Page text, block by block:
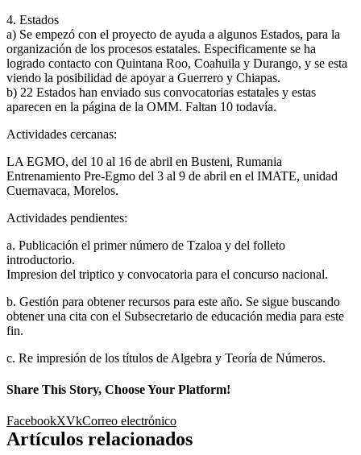
4. Estados
a) Se empezó con el proyecto de ayuda a algunos Estados, para la
organización de los procesos estatales. Especificamente se ha
logrado contacto con Quintana Roo, Coahuila y Durango, y se esta
viendo la posibilidad de apoyar a Guerrero y Chiapas.
b) 22 Estados han enviado sus convocatorias estatales y estas
aparecen en la página de la OMM. Faltan 10 todavía.
Actividades cercanas:
LA EGMO, del 10 al 16 de abril en Busteni, Rumania
Entrenamiento Pre-Egmo del 3 al 9 de abril en el IMATE, unidad
Cuernavaca, Morelos.
Actividades pendientes:
a. Publicación el primer número de Tzaloa y del folleto
introductorio.
Impresion del triptico y convocatoria para el concurso nacional.
b. Gestión para obtener recursos para este año. Se sigue buscando
obtener una cita con el Subsecretario de educación media para este
fin.
c. Re impresión de los títulos de Algebra y Teoría de Números.
Share This Story, Choose Your Platform!
FacebookXVkCorreo electrónico
Artículos relacionados